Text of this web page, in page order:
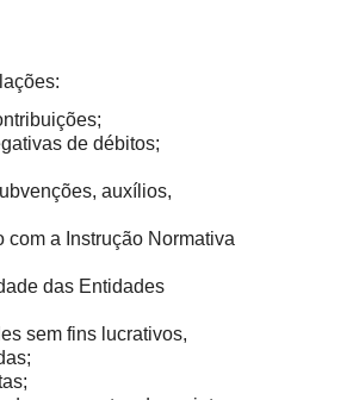
de débitos;
auxílios,
a Instrução Normativa
das Entidades
sem fins lucrativos,